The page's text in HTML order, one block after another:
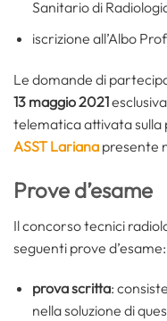
Sanitario di
iscrizione all’Albo
Le domande di
13 maggio 2021
telematica attivata
ASST Lariana presente
Prove d’esame
Il concorso tecnici
seguenti prove d’esame:
prova scritta:
nella soluzione di